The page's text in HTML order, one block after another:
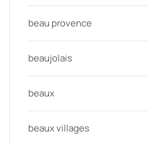
beau provence
beaujolais
beaux
beaux villages